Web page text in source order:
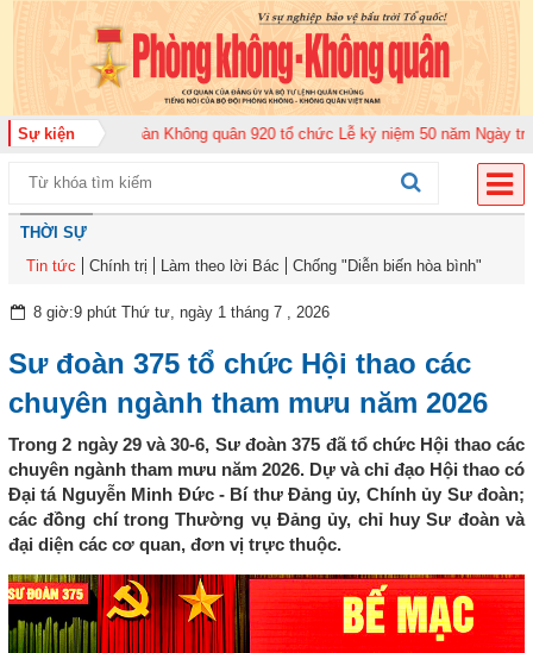
Sự kiệnTrung đoàn Không quân 920 tổ chức Lễ kỷ niệm 50 năm Ngày truyền
THỜI SỰ
Tin tức
Chính trị Làm theo lời Bác Chống "Diễn biến hòa bình"
8 giờ:9 phút Thứ tư, ngày 1 tháng 7 , 2026
Sư đoàn 375 tổ chức Hội thao các
chuyên ngành tham mưu năm 2026
Trong 2 ngày 29 và 30-6, Sư đoàn 375 đã tổ chức Hội thao các
chuyên ngành tham mưu năm 2026. Dự và chỉ đạo Hội thao có
Đại tá Nguyễn Minh Đức - Bí thư Đảng ủy, Chính ủy Sư đoàn;
các đồng chí trong Thường vụ Đảng ủy, chỉ huy Sư đoàn và
đại diện các cơ quan, đơn vị trực thuộc.